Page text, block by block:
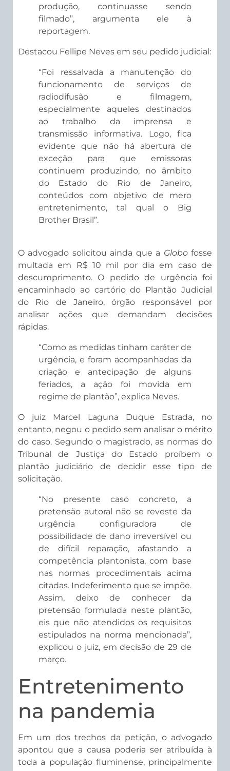
produção, continuasse sendo
filmado”, argumenta ele à
reportagem.
Destacou Fellipe Neves em seu pedido judicial:
“Foi ressalvada a manutenção do
funcionamento de serviços de
radiodifusão e filmagem,
especialmente aqueles destinados
ao trabalho da imprensa e
transmissão informativa. Logo, fica
evidente que não há abertura de
exceção para que emissoras
continuem produzindo, no âmbito
do Estado do Rio de Janeiro,
conteúdos com objetivo de mero
entretenimento, tal qual o Big
Brother Brasil”.
O advogado solicitou ainda que a Globofosse
multada em R$ 10 mil por dia em caso de
descumprimento. O pedido de urgência foi
encaminhado ao cartório do Plantão Judicial
do Rio de Janeiro, órgão responsável por
analisar ações que demandam decisões
rápidas.
“Como as medidas tinham caráter de
urgência, e foram acompanhadas da
criação e antecipação de alguns
feriados, a ação foi movida em
regime de plantão”, explica Neves.
O juiz Marcel Laguna Duque Estrada, no
entanto, negou o pedido sem analisar o mérito
do caso. Segundo o magistrado, as normas do
Tribunal de Justiça do Estado proíbem o
plantão judiciário de decidir esse tipo de
solicitação.
“No presente caso concreto, a
pretensão autoral não se reveste da
urgência configuradora de
possibilidade de dano irreversível ou
de difícil reparação, afastando a
competência plantonista, com base
nas normas procedimentais acima
citadas. Indeferimento que se impõe.
Assim, deixo de conhecer da
pretensão formulada neste plantão,
eis que não atendidos os requisitos
estipulados na norma mencionada”,
explicou o juiz, em decisão de 29 de
março.
Entretenimento
na pandemia
Em um dos trechos da petição, o advogado
apontou que a causa poderia ser atribuída à
toda a população fluminense, principalmente